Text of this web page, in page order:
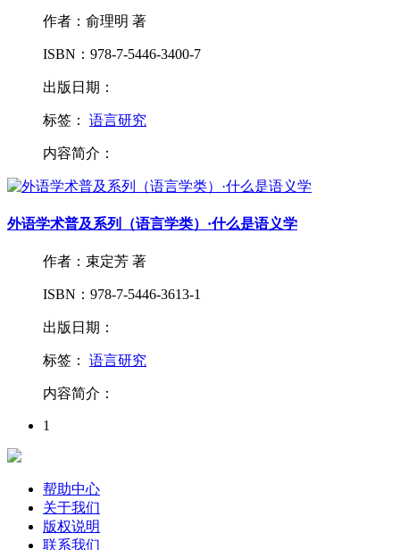
作者：俞理明 著
ISBN：978-7-5446-3400-7
出版日期：
标签： 语言研究
内容简介：
外语学术普及系列（语言学类）·什么是语义学
作者：束定芳 著
ISBN：978-7-5446-3613-1
出版日期：
标签： 语言研究
内容简介：
1
帮助中心
关于我们
版权说明
联系我们